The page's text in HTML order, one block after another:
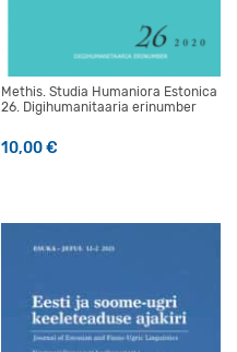
Methis. Studia Humaniora Estonica
26. Digihumanitaaria erinumber
10,00€